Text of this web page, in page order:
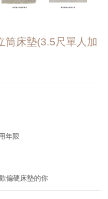
筒床墊(3.5尺單人加
年限
偏硬床墊的你